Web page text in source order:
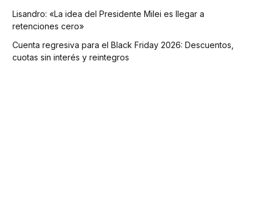
Lisandro: «La idea del Presidente Milei es llegar a
retenciones cero»
Cuenta regresiva para el Black Friday 2026: Descuentos,
cuotas sin interés y reintegros